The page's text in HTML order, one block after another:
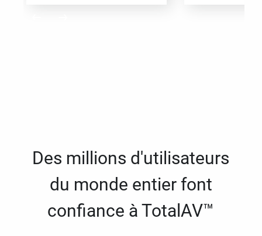
Des millions d'utilisateurs
du monde entier font
confiance à TotalAV™